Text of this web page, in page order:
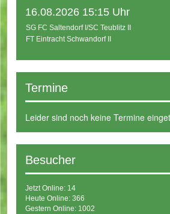
16.08.2026 15:15 Uhr
SG FC Saltendorf I/SC Teublitz II
FT Eintracht Schwandorf II
Termine
Leider sind noch keine Termine
Besucher
Jetzt Online: 14
Heute Online: 366
Gestern Online: 1002